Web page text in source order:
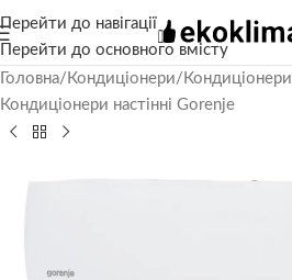
Перейти до навігації
Перейти до основного вмісту
Головна/ Кондиціонери/ Кондиціонери
Кондиціонери настінні Gorenje